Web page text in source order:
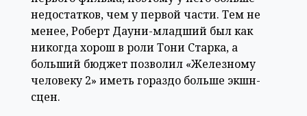
недостатков, чем у первой части. Тем не
менее, Роберт Дауни-младший был как
никогда хорош в роли Тони Старка, а
больший бюджет позволил «Железному
человеку 2» иметь гораздо больше экшн-
сцен.